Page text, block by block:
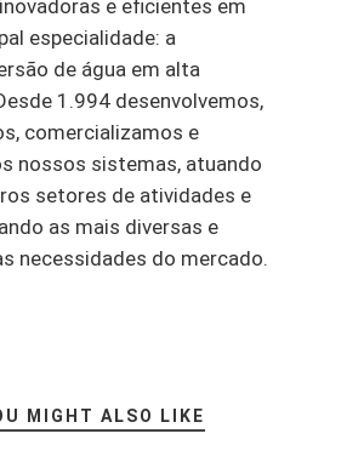
e eficientes em
especialidade: a
de água em alta
1.994 desenvolvemos,
comercializamos e
nossos sistemas, atuando
setores de atividades e
as mais diversas e
necessidades do mercado.
MIGHT ALSO LIKE